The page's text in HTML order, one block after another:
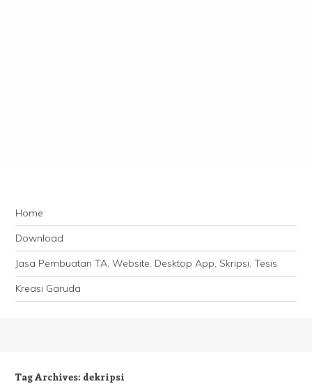
Navigation
Skip to content
Home
Download
Jasa Pembuatan TA, Website, Desktop App, Skripsi, Tesis
Kreasi Garuda
Tag Archives: dekripsi